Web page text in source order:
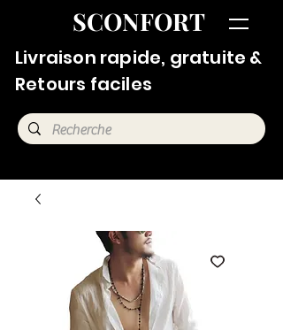
SCONFORT
Livraison rapide, gratuite &
Retours faciles